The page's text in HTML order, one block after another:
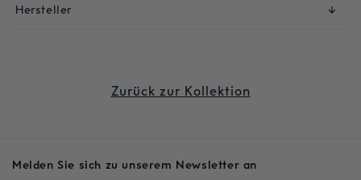
Hersteller ↓
Zurück zur Kollektion
Melden Sie sich zu unserem Newsletter an